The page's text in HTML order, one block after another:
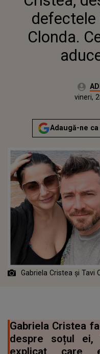
defectele
Clonda.
Autor:
miercuri, 28 februarie 2024
vineri,
Adaugă-ne
Gabriela Cristea și Tavi
Gabriela Cristea
despre soțul ei,
explicat care